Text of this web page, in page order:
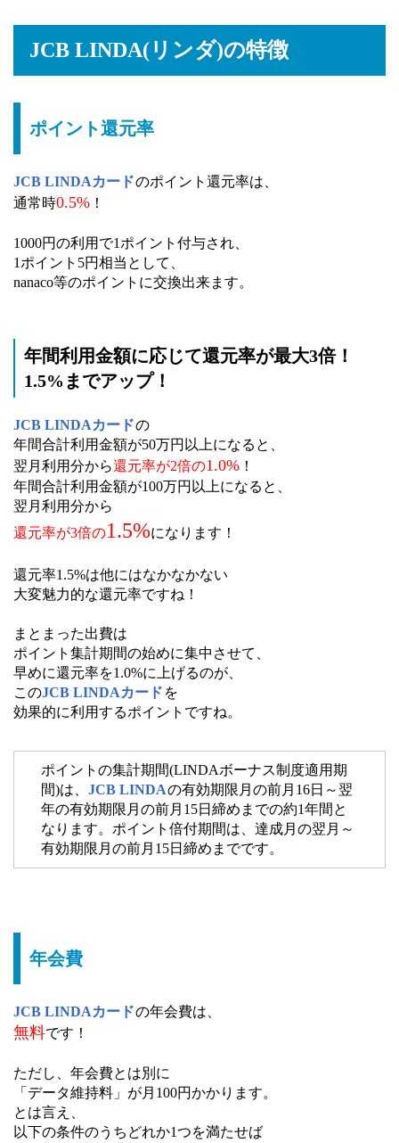
JCB LINDA(リンダ)の特徴
ポイント還元率
JCB LINDAカードのポイント還元率は、
通常時0.5% ！
1000円の利用で1ポイント付与され、
1ポイント5円相当として、
nanaco等のポイントに交換出来ます。
年間利用金額に応じて還元率が最大3倍！
1.5%までアップ！
JCB LINDAカードの
年間合計利用金額が50万円以上になると、
翌月利用分から還元率が2倍の1.0% ！
年間合計利用金額が100万円以上になると、
翌月利用分から
還元率が3倍の1.5%になります！
還元率1.5%は他にはなかなかない
大変魅力的な還元率ですね！
まとまった出費は
ポイント集計期間の始めに集中させて、
早めに還元率を1.0%に上げるのが、
このJCB LINDAカード を
効果的に利用するポイントですね。
ポイントの集計期間(LINDAボーナス制度適用期
間)は、 JCB LINDAの有効期限月の前月16日～翌
年の有効期限月の前月15日締めまでの約1年間と
なります。ポイント倍付期間は、達成月の翌月～
有効期限月の前月15日締めまでです。
年会費
JCB LINDAカードの年会費は、
無料です！
ただし、年会費とは別に
「データ維持料」が月100円かかります。
とは言え、
以下の条件のうちどれか1つを満たせば